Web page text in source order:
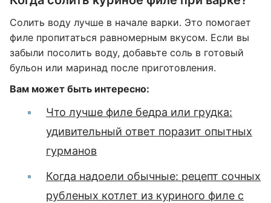
Солить воду лучше в начале варки. Это помогает
филе пропитаться равномерным вкусом. Если вы
забыли посолить воду, добавьте соль в готовый
бульон или маринад после приготовления.
Вам может быть интересно:
Что лучше филе бедра или грудка:
удивительный ответ поразит опытных
гурманов
Когда надоели обычные: рецепт сочных
рубленых котлет из куриного филе с